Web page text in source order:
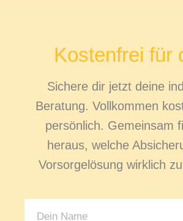
Kostenfrei für
Sichere dir jetzt deine
Beratung. Vollkommen
persönlich. Gemeinsam
heraus, welche
Vorsorgelösung wirklich